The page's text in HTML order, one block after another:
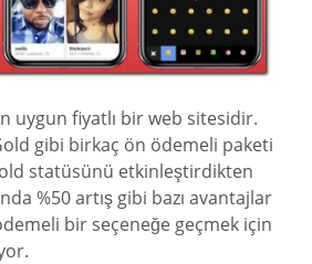
uygun fiyatlı bir web sitesidir.
gibi birkaç ön ödemeli paketi
statüsünü etkinleştirdikten
%50 artış gibi bazı avantajlar
bir seçeneğe geçmek için